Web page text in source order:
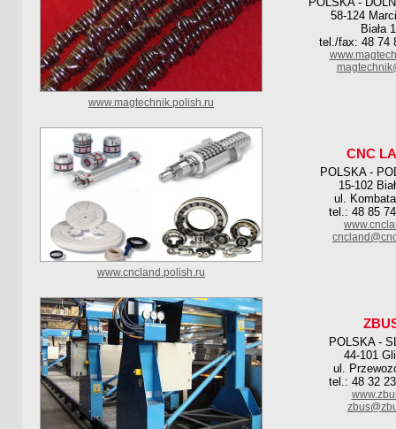
58-124
Biała
tel./fax: 48 74
www.magtechnik.polish.ru
CNC
POLSKA -
15-102
ul.
tel.: 48 85
www.cncland.polish.ru
POLSKA -
44-101
ul.
tel.: 48 32